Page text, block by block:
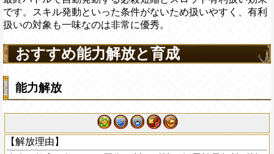
です。スキル発動といった条件がないため扱いやすく、有利
扱いの対象も一味なのは非常に優秀。
おすすめ能力解放と育成
能力解放
【解放理由】